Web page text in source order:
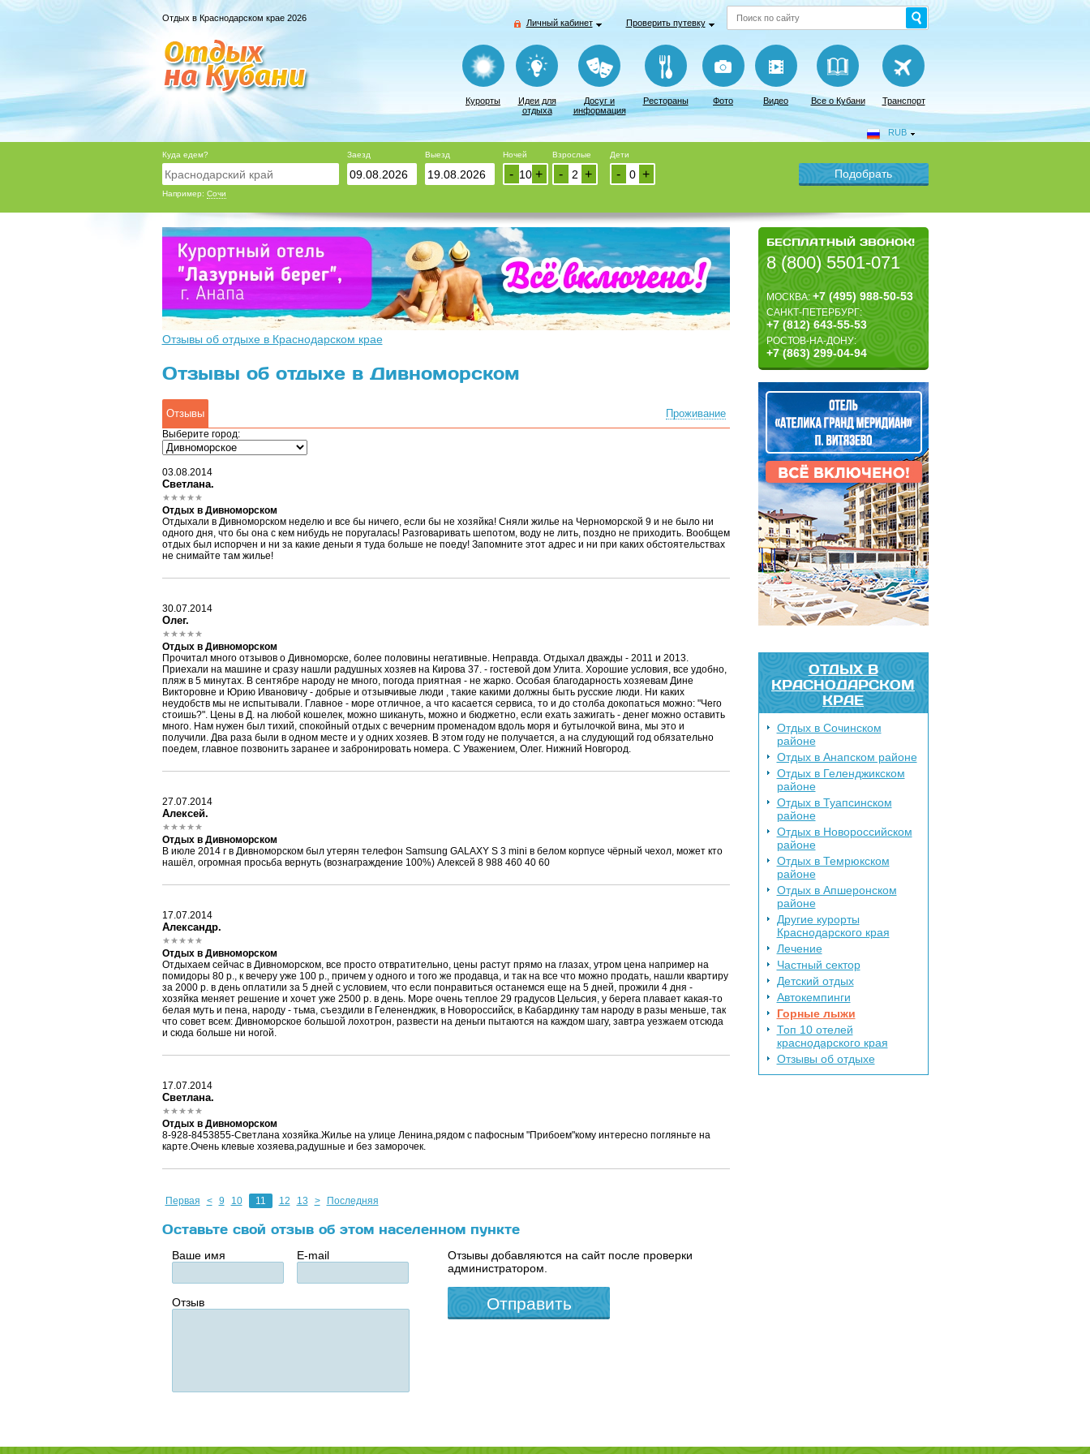
Отдых в Краснодарском крае 2026 Личный кабинет Проверить путевку
Курорты
Идеи для
отдыха
Досуг и
информация
Рестораны Фото Видео Все о Кубани Транспорт
RUB
Куда едем?
Например: Сочи
Заезд Выезд Ночей
+
-
Взрослые
+
-
Дети
+
-
БЕСПЛАТНЫЙ ЗВОНОК!
8 (800) 5501-071
МОСКВА:+7 (495) 988-50-53
САНКТ-ПЕТЕРБУРГ:
+7 (812) 643-55-53
РОСТОВ-НА-ДОНУ:
+7 (863) 299-04-94
ОТДЫХ В
КРАСНОДАРСКОМ
КРАЕ
Отдых в Сочинском
районе
Отдых в Анапском районе
Отдых в Геленджикском
районе
Отдых в Туапсинском
районе
Отдых в Новороссийском
районе
Отдых в Темрюкском
районе
Отдых в Апшеронском
районе
Другие курорты
Краснодарского края
Лечение
Частный сектор
Детский отдых
Автокемпинги
Горные лыжи
Топ 10 отелей
краснодарского края
Отзывы об отдыхе
Отзывы об отдыхе в Краснодарском крае
Отзывы об отдыхе в Дивноморском
Отзывы Проживание
Выберите город:
03.08.2014
Светлана.
Отдых в Дивноморском
Отдыхали в Дивноморском неделю и все бы ничего, если бы не хозяйка! Сняли жилье на Черноморской 9 и не было ни
одного дня, что бы она с кем нибудь не поругалась! Разговаривать шепотом, воду не лить, поздно не приходить. Вообщем
отдых был испорчен и ни за какие деньги я туда больше не поеду! Запомните этот адрес и ни при каких обстоятельствах
не снимайте там жилье!
30.07.2014
Олег.
Отдых в Дивноморском
Прочитал много отзывов о Дивноморске, более половины негативные. Неправда. Отдыхал дважды - 2011 и 2013.
Приехали на машине и сразу нашли радушных хозяев на Кирова 37. - гостевой дом Улита. Хорошие условия, все удобно,
пляж в 5 минутах. В сентябре народу не много, погода приятная - не жарко. Особая благодарность хозяевам Дине
Викторовне и Юрию Ивановичу - добрые и отзывчивые люди , такие какими должны быть русские люди. Ни каких
неудобств мы не испытывали. Главное - море отличное, а что касается сервиса, то и до столба докопаться можно: "Чего
стоишь?". Цены в Д. на любой кошелек, можно шикануть, можно и бюджетно, если ехать зажигать - денег можно оставить
много. Нам нужен был тихий, спокойный отдых с вечерним променадом вдоль моря и бутылочкой вина, мы это и
получили. Два раза были в одном месте и у одних хозяев. В этом году не получается, а на слудующий год обязательно
поедем, главное позвонить заранее и забронировать номера. С Уважением, Олег. Нижний Новгород.
27.07.2014
Алексей.
Отдых в Дивноморском
В июле 2014 г в Дивноморском был утерян телефон Samsung GALAXY S 3 mini в белом корпусе чёрный чехол, может кто
нашёл, огромная просьба вернуть (вознаграждение 100%) Алексей 8 988 460 40 60
17.07.2014
Александр.
Отдых в Дивноморском
Отдыхаем сейчас в Дивноморском, все просто отвратительно, цены растут прямо на глазах, утром цена например на
помидоры 80 р., к вечеру уже 100 р., причем у одного и того же продавца, и так на все что можно продать, нашли квартиру
за 2000 р. в день оплатили за 5 дней с условием, что если понравиться останемся еще на 5 дней, прожили 4 дня -
хозяйка меняет решение и хочет уже 2500 р. в день. Море очень теплое 29 градусов Цельсия, у берега плавает какая-то
белая муть и пена, народу - тьма, съездили в Гелененджик, в Новороссийск, в Кабардинку там народу в разы меньше, так
что совет всем: Дивноморское большой лохотрон, развести на деньги пытаются на каждом шагу, завтра уезжаем отсюда
и сюда больше ни ногой.
17.07.2014
Светлана.
Отдых в Дивноморском
8-928-8453855-Светлана хозяйка.Жилье на улице Ленина,рядом с пафосным "Прибоем"кому интересно погляньте на
карте.Очень клевые хозяева,радушные и без заморочек.
Первая < 9 10 11 12 13 > Последняя
Оставьте свой отзыв об этом населенном пункте
Ваше имя E-mail
Отзыв
Отзывы добавляются на сайт после проверки
администратором.